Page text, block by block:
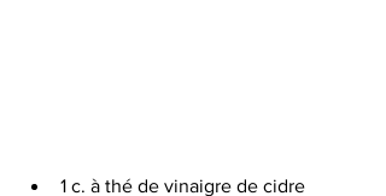
1 c. à thé de vinaigre de cidre